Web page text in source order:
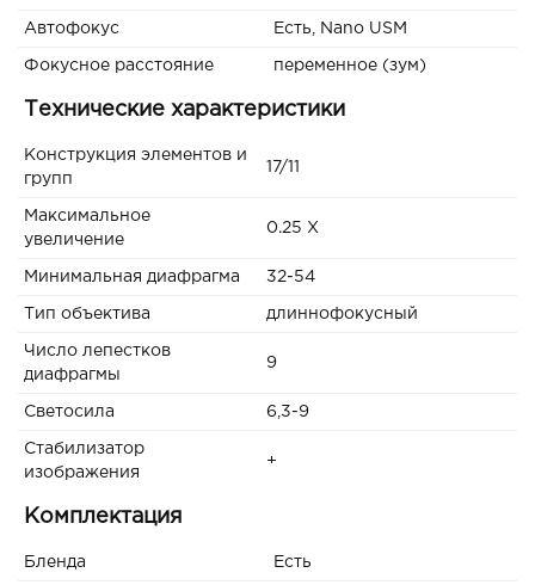
Автофокус Есть, Nano USM
Фокусное расстояние переменное (зум)
Технические характеристики
Конструкция элементов и
групп
17/11
Максимальное
увеличение
0.25 X
Минимальная диафрагма 32-54
Тип объектива длиннофокусный
Число лепестков
диафрагмы
9
Светосила 6,3-9
Стабилизатор
изображения
+
Комплектация
Бленда Есть